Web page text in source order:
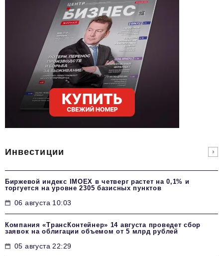
Инвестиции
Биржевой индекс IMOEX в четверг растет на 0,1% и
торгуется на уровне 2305 базисных пунктов
06 августа 10:03
Компания «ТрансКонтейнер» 14 августа проведет сбор
заявок на облигации объемом от 5 млрд рублей
05 августа 22:29